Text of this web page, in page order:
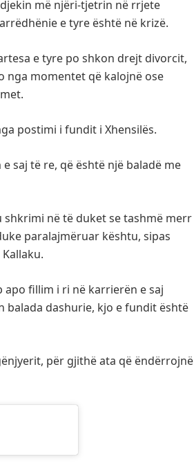
më njëri-tjetrin në rrjete
e tyre është në krizë.
e tyre po shkon drejt divorcit,
nga momentet që kalojnë ose
postimi i fundit i Xhensilës.
saj të re, që është një baladë me
shkrimi në të duket se tashmë merr
paralajmëruar kështu, sipas
fillim i ri në karrierën e saj
balada dashurie, kjo e fundit është
për gjithë ata që ëndërrojnë